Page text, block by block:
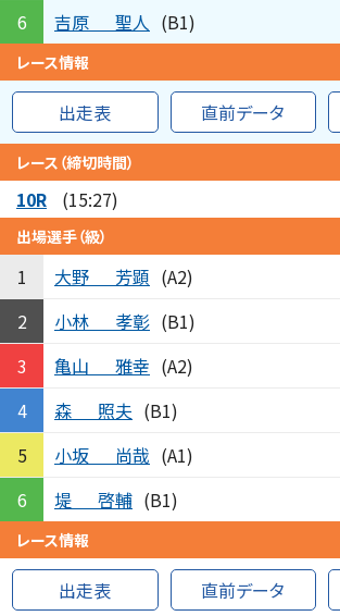
6
吉原 聖人 (B1)
レース情報
出走表 直前データ
レース（締切時間）
10R (15:27)
出場選手（級）
1 大野 芳顕 (A2)
2
小林 孝彰 (B1)
3
亀山 雅幸 (A2)
4
森 照夫 (B1)
5
小坂 尚哉 (A1)
6
堤 啓輔 (B1)
レース情報
出走表 直前データ